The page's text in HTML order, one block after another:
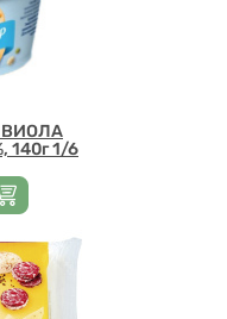
ВИОЛА
140г 1/6